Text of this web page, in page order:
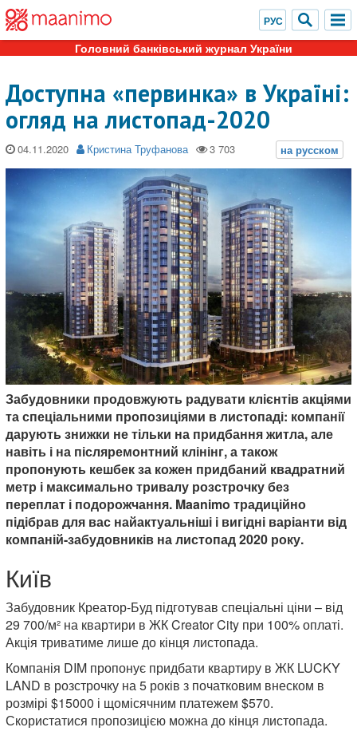
Головний банківський журнал України
Доступна «первинка» в Україні:
огляд на листопад-2020
04.11.2020 Кристина Труфанова
Забудовники продовжують радувати клієнтів акціями
та спеціальними пропозиціями в листопаді: компанії
дарують знижки не тільки на придбання житла, але
навіть і на післяремонтний клінінг, а також
пропонують кешбек за кожен придбаний квадратний
метр і максимально тривалу розстрочку без
переплат і подорожчання. Maanimo традиційно
підібрав для вас найактуальніші і вигідні варіанти від
компаній-забудовників на листопад 2020 року.
Київ
Забудовник Креатор-Буд підготував спеціальні ціни – від
29 700/м² на квартири в ЖК Creator City при 100% оплаті.
Акція триватиме лише до кінця листопада.
Компанія DIM пропонує придбати квартиру в ЖК LUCKY
LAND в розстрочку на 5 років з початковим внеском в
розмірі $15000 і щомісячним платежем $570.
Скористатися пропозицією можна до кінця листопада.